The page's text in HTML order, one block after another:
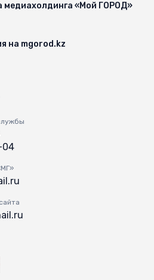
медиахолдинга «Мой ГОРОД»
на mgorod.kz
04